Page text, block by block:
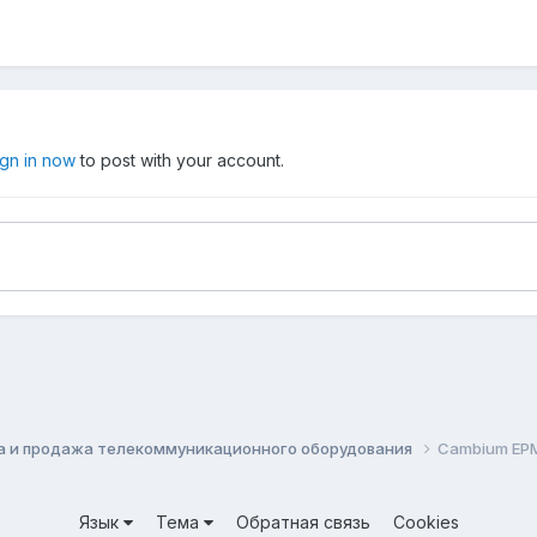
in nowto post with your account.
и продажа телекоммуникационного оборудования Cambium
Язык Тема Обратная связь Cookies